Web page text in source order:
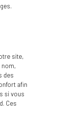
site,
nom,
des
afin
si vous
Ces